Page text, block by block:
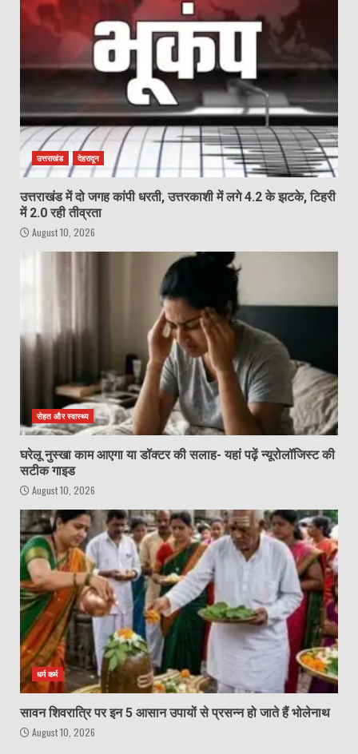
उत्तराखंड देहरादून
उत्तराखंड में दो जगह कांपी धरती, उत्तरकाशी में लगे 4.2 के झटके, टिहरी
में 2.0 रही तीव्रता
August 10, 2026
सेहत और स्वास्थ्य
घरेलू नुस्खा काम आएगा या डॉक्टर की सलाह- यहां पढ़ें न्यूरोलॉजिस्ट की
सटीक गाइड
August 10, 2026
धर्म कर्म
सावन शिवरात्रि पर इन 5 आसान उपायों से प्रसन्न हो जाते हैं भोलेनाथ
August 10, 2026